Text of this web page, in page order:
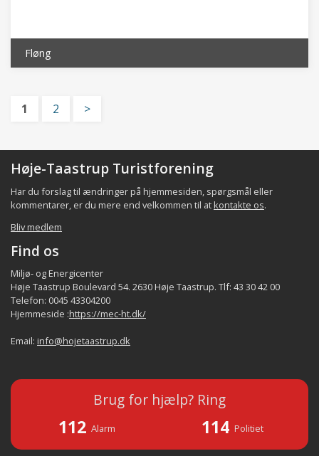
Fløng
1 2 >
Høje-Taastrup Turistforening
Har du forslag til ændringer på hjemmesiden, spørgsmål eller
kommentarer, er du mere end velkommen til at kontakte os.
Bliv medlem
Find os
Miljø- og Energicenter
Høje Taastrup Boulevard 54. 2630 Høje Taastrup. Tlf: 43 30 42 00
Telefon: 0045 43304200
Hjemmeside :https://mec-ht.dk/
Email: info@hojetaastrup.dk
Brug for hjælp? Ring
112 Alarm 114 Politiet